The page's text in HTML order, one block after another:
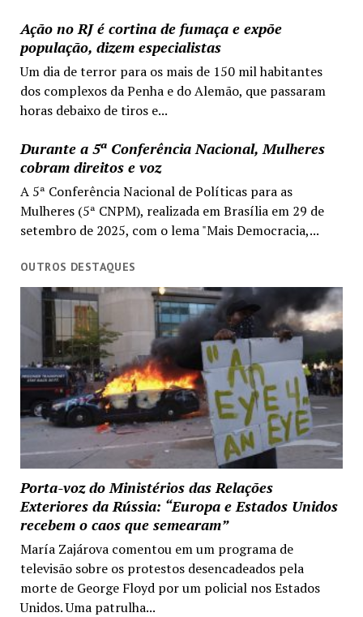
Ação no RJ é cortina de fumaça e expõe
população, dizem especialistas
Um dia de terror para os mais de 150 mil habitantes
dos complexos da Penha e do Alemão, que passaram
horas debaixo de tiros e...
Durante a 5ª Conferência Nacional, Mulheres
cobram direitos e voz
A 5ª Conferência Nacional de Políticas para as
Mulheres (5ª CNPM), realizada em Brasília em 29 de
setembro de 2025, com o lema "Mais Democracia,...
OUTROS DESTAQUES
Porta-voz do Ministérios das Relações
Exteriores da Rússia: “Europa e Estados Unidos
recebem o caos que semearam”
María Zajárova comentou em um programa de
televisão sobre os protestos desencadeados pela
morte de George Floyd por um policial nos Estados
Unidos. Uma patrulha...